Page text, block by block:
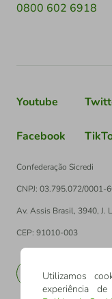
0800 602 6918
Youtube
Facebook
Confederação Sicredi
CNPJ: 03.795.072/0001-
Av. Assis Brasil, 3940, J.
CEP: 91010-003
EN
Utilizamos
experiência